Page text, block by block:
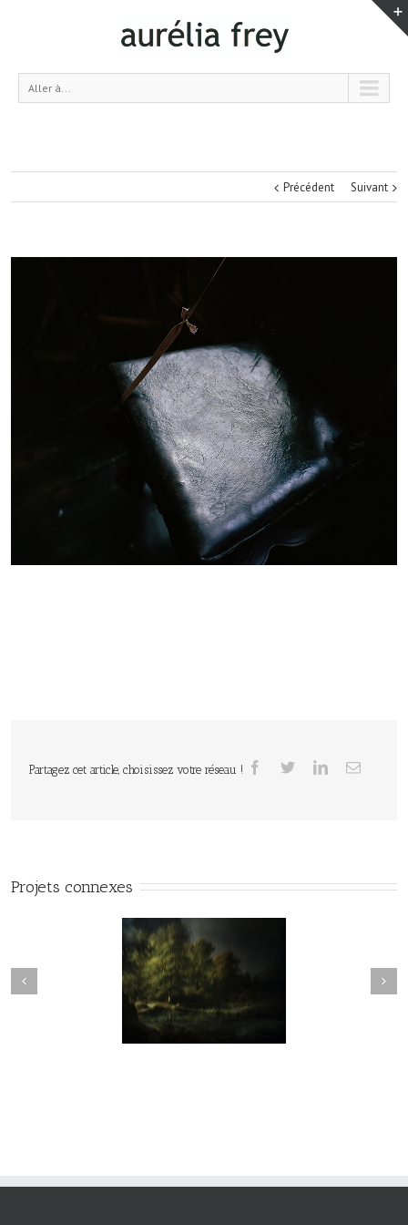
Aller à...
Précédent Suivant
Partagez cet article, choisissez votre réseau !
Projets connexes
vie#025